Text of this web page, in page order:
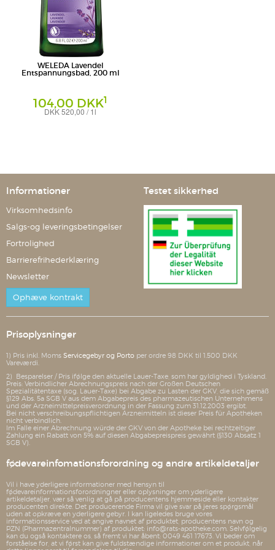
WELEDA Lavendel
Entspannungsbad, 200 ml
104,00 DKK1
DKK 520,00 / 1l
Informationer
Virksomhedsinfo
Salgs-og leveringsbetingelser
Fortrolighed
Barrierefrihederklæring
Newsletter
Ophæve kontrakt
Testet sikkerhed
Prisoplysninger
1) Pris inkl. Moms Servicegebyr og Porto per ordre 98 DKK til 1.500 DKK
Vareværdi.
2) Besparelser / Pris ifølge den aktuelle Lauer-Taxe, som har gyldighed i Tyskland.
Preis: Verbindlicher Abrechnungspreis nach der Großen Deutschen
Spezialitätentaxe (sog. Lauer-Taxe) bei Abgabe zu Lasten der GKV, die sich gemäß
§129 Abs. 5a SGB V aus dem Abgabepreis des pharmazeutischen Unternehmens
und der Arzneimittelpreisverordnung in der Fassung zum 31.12.2003 ergibt.
Bei nicht verschreibungspflichtigen Arzneimitteln ist dieser Preis für Apotheken
nicht verbindlich.
Im Falle einer Abrechnung würde der GKV von der Apotheke bei rechtzeitiger
Zahlung ein Rabatt von 5% auf diesen Abgabepreispreis gewährt (§130 Absatz 1
SGB V).
fødevareinfomationsforordning og andre artikeldetaljer
Vil i have yderligere informationer med hensyn til
fødevareinformationsforordningner eller oplysninger om yderligere
artikeldetaljer, vær så venlig at gå på producentens hjemmeside eller kontakter
producenten direkte. Det producerende Firma vil give svar på jeres spørgsmål
uden at opkræve en yderligere gebyr. I kan ligeledes bruge vores
informationsservice ved at angive navnet af produktet, producentens navn og
PZN (Pharmazentralnummer) af produktet: info@rats-apotheke.com. Selvfølgelig
kan du også kontaktere os, så fremt vi har åbent: 0049 461 17673. Vi beder om
forståelse for, at vi først kan give fuldstændige informationer om et produkt, når